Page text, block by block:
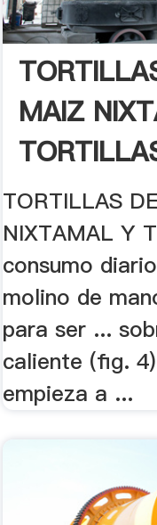
MAIZ
TORTILLAS
NIXTAMAL Y
consumo
molino de
para ser ...
caliente (fig.
empieza a ...